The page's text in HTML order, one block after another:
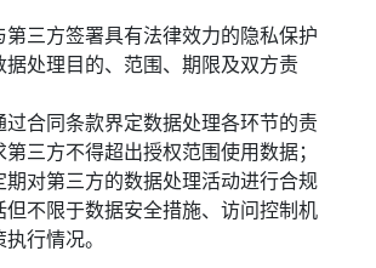
第三方签署具有法律效力的隐私保护
据处理目的、范围、期限及双方责
过合同条款界定数据处理各环节的责
三方不得超出授权范围使用数据；
期对第三方的数据处理活动进行合规
但不限于数据安全措施、访问控制机
行情况。